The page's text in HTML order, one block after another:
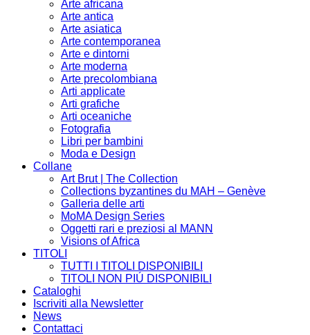
Arte africana
Arte antica
Arte asiatica
Arte contemporanea
Arte e dintorni
Arte moderna
Arte precolombiana
Arti applicate
Arti grafiche
Arti oceaniche
Fotografia
Libri per bambini
Moda e Design
Collane
Art Brut | The Collection
Collections byzantines du MAH – Genève
Galleria delle arti
MoMA Design Series
Oggetti rari e preziosi al MANN
Visions of Africa
TITOLI
TUTTI I TITOLI DISPONIBILI
TITOLI NON PIÚ DISPONIBILI
Cataloghi
Iscriviti alla Newsletter
News
Contattaci